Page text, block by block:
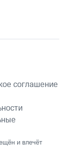
соглашение
и влечёт